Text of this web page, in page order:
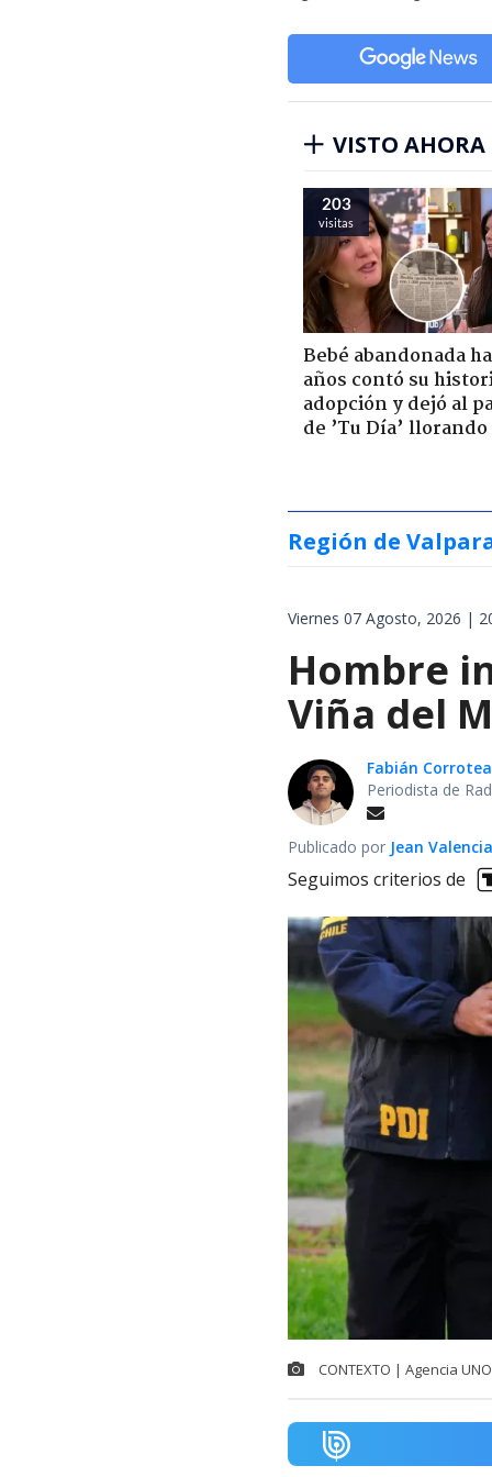
VISTO AHORA
203
visitas
Bebé abandonada
años contó su
adopción y dejó al
de ’Tu Día’ llorando
Región de
Viernes 07 Agosto, 2026 |
Hombre
Viña del
Fabián Corrotea
Periodista de
Publicado por Jean Valencia
Seguimos criterios de
CONTEXTO | Agencia UNO